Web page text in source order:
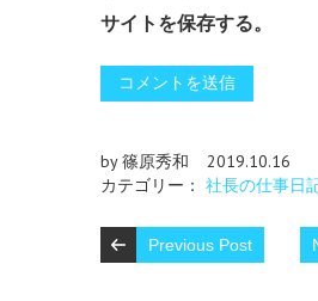
サイトを保存する。
by 篠原秀和
2019.10.16
カテゴリー： 社長の仕事日
Previous Post